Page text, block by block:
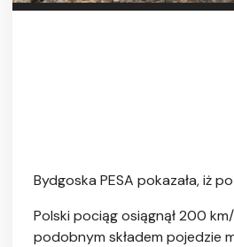
Bydgoska PESA pokazała, iż
Polski pociąg osiągnął 200
podobnym składem pojedzie